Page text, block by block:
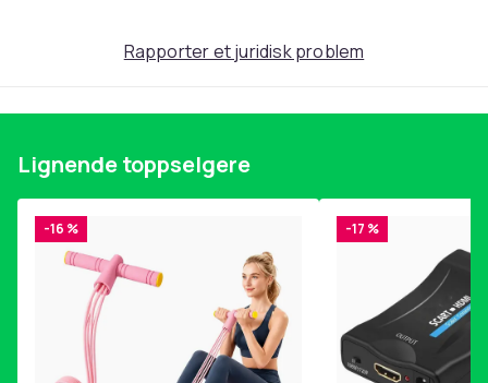
0ae0ff16-f8ca-4253-80d9-e92674ba1bba
Rapporter et juridisk problem
Lignende toppselgere
-16 % -17 %